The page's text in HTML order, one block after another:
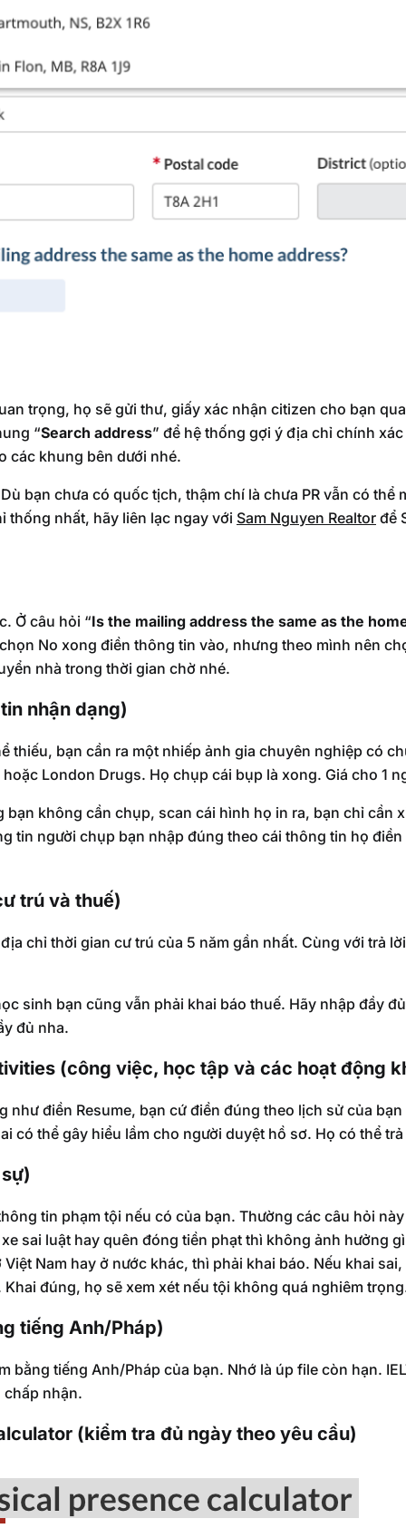
trọng, họ sẽ gửi thư, giấy xác nhận citizen cho bạn
“Search address” để hệ thống gợi ý địa chỉ chính
các khung bên dưới nhé.
bạn chưa có quốc tịch, thậm chí là chưa PR vẫn có thể
thống nhất, hãy liên lạc ngay với Sam Nguyen Realtor để
Ở câu hỏi “Is the mailing address the same as the
No xong điền thông tin vào, nhưng theo mình nên
nhà trong thời gian chờ nhé.
nhận dạng)
thiếu, bạn cần ra một nhiếp ảnh gia chuyên nghiệp có
London Drugs. Họ chụp cái bụp là xong. Giá cho 1
bạn không cần chụp, scan cái hình họ in ra, bạn chỉ cần
tin người chụp bạn nhập đúng theo cái thông tin họ
trú và thuế)
chỉ thời gian cư trú của 5 năm gần nhất. Cùng với trả
sinh bạn cũng vẫn phải khai báo thuế. Hãy nhập đầy
đủ nha.
(công việc, học tập và các hoạt động
như điền Resume, bạn cứ điền đúng theo lịch sử của
có thể gây hiểu lầm cho người duyệt hồ sơ. Họ có thể
tin phạm tội nếu có của bạn. Thường các câu hỏi
sai luật hay quên đóng tiền phạt thì không ảnh hưởng
Nam hay ở nước khác, thì phải khai báo. Nếu khai
đúng, họ sẽ xem xét nếu tội không quá nghiêm
tiếng Anh/Pháp)
bằng tiếng Anh/Pháp của bạn. Nhớ là úp file còn hạn.
chấp nhận.
(kiểm tra đủ ngày theo yêu cầu)